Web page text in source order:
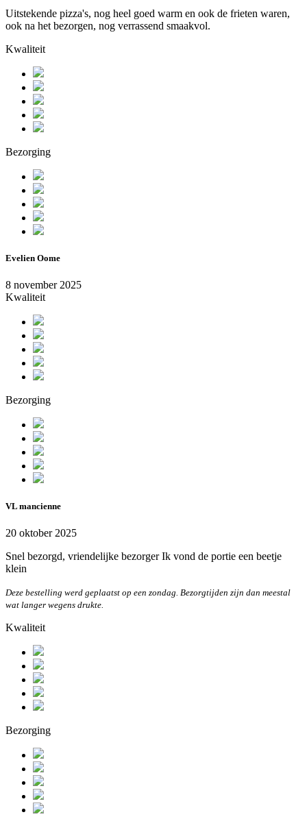
Uitstekende pizza's, nog heel goed warm en ook de frieten waren,
ook na het bezorgen, nog verrassend smaakvol.
Kwaliteit
Bezorging
Evelien Oome
8 november 2025
Kwaliteit
Bezorging
VL mancienne
20 oktober 2025
Snel bezorgd, vriendelijke bezorger Ik vond de portie een beetje
klein
Deze bestelling werd geplaatst op een zondag. Bezorgtijden zijn dan meestal
wat langer wegens drukte.
Kwaliteit
Bezorging